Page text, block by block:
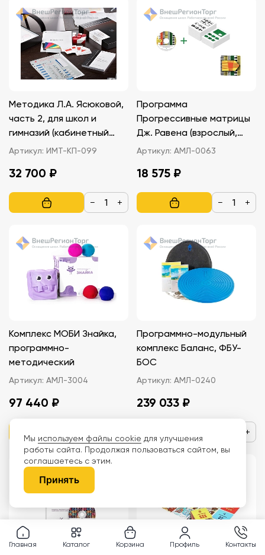
Методика Л.А. Ясюковой,
часть 2, для школ и
гимназий (кабинетный
вариант)
Артикул: ИМТ-КП-099
32 700 ₽
− +
Программа
Прогрессивные матрицы
Дж. Равена (взрослый,
детский). Локальная
Артикул: АМЛ-0063
18 575 ₽
− +
Комплекс МОБИ Знайка,
программно-
методический
Артикул: АМЛ-3004
97 440 ₽
Программно-модульный
комплекс Баланс, ФБУ-
БОС
Артикул: АМЛ-0240
239 033 ₽
+
Главная Каталог Корзина Профиль Контакты
Мы используем файлы cookie для улучшения
работы сайта. Продолжая пользоваться сайтом, вы
соглашаетесь с этим.
Принять